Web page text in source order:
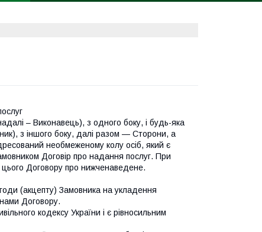
– Виконавець), з одного боку, і будь-яка
з іншого боку, далі разом — Сторони, а
необмеженому колу осіб, який є
Договір про надання послуг. При
Договору про нижченаведене.
(акцепту) Замовника на укладення
Договору.
кодексу України і є рівносильним